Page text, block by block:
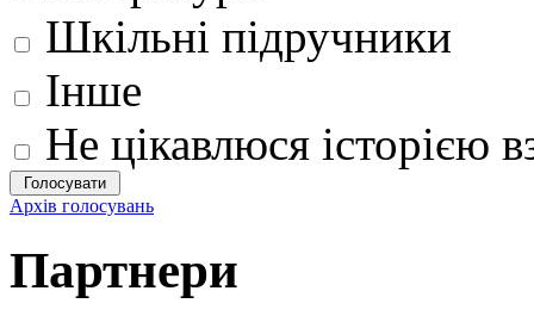
Шкільні підручники
Інше
Не цікавлюся історією
Архів голосувань
Партнери